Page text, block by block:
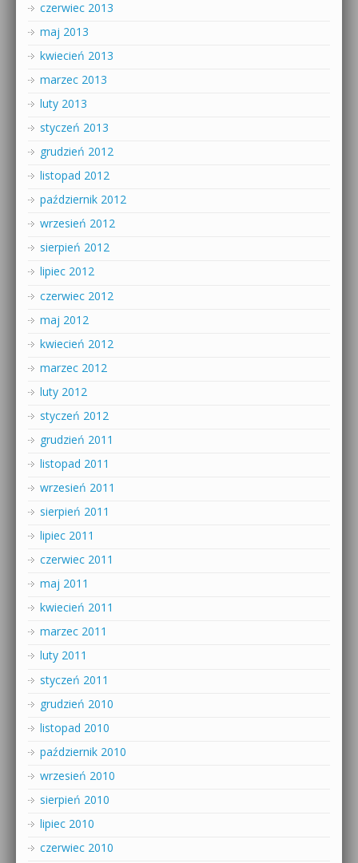
czerwiec 2013
maj 2013
kwiecień 2013
marzec 2013
luty 2013
styczeń 2013
grudzień 2012
listopad 2012
październik 2012
wrzesień 2012
sierpień 2012
lipiec 2012
czerwiec 2012
maj 2012
kwiecień 2012
marzec 2012
luty 2012
styczeń 2012
grudzień 2011
listopad 2011
wrzesień 2011
sierpień 2011
lipiec 2011
czerwiec 2011
maj 2011
kwiecień 2011
marzec 2011
luty 2011
styczeń 2011
grudzień 2010
listopad 2010
październik 2010
wrzesień 2010
sierpień 2010
lipiec 2010
czerwiec 2010